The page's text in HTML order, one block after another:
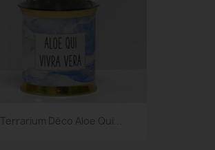
Terrarium Déco Aloe Qui...